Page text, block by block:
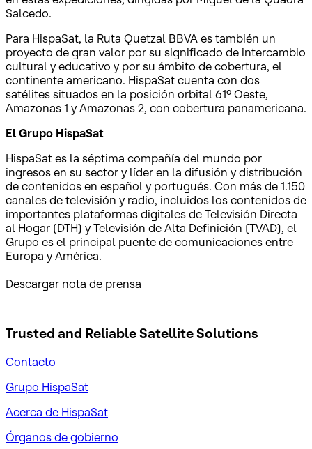
Salcedo.
Para HispaSat, la Ruta Quetzal BBVA es también un
proyecto de gran valor por su significado de intercambio
cultural y educativo y por su ámbito de cobertura, el
continente americano. HispaSat cuenta con dos
satélites situados en la posición orbital 61º Oeste,
Amazonas 1 y Amazonas 2, con cobertura panamericana.
El Grupo HispaSat
HispaSat es la séptima compañía del mundo por
ingresos en su sector y líder en la difusión y distribución
de contenidos en español y portugués. Con más de 1.150
canales de televisión y radio, incluidos los contenidos de
importantes plataformas digitales de Televisión Directa
al Hogar (DTH) y Televisión de Alta Definición (TVAD), el
Grupo es el principal puente de comunicaciones entre
Europa y América.
Descargar nota de prensa
Trusted and ReliableSatellite Solutions
Contacto
Grupo HispaSat
Acerca de HispaSat
Órganos de gobierno